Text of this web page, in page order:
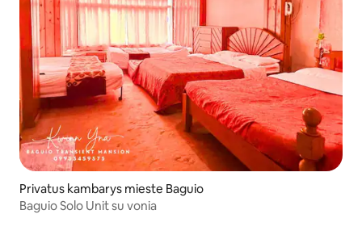
Privatus kambarys mieste Baguio
Baguio Solo Unit su vonia